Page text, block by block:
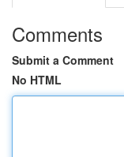
Comments
Submit a Comment
No HTML